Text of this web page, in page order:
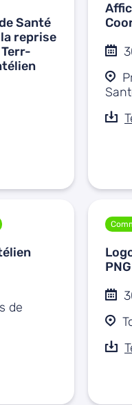
Santé
reprise
de
PNG